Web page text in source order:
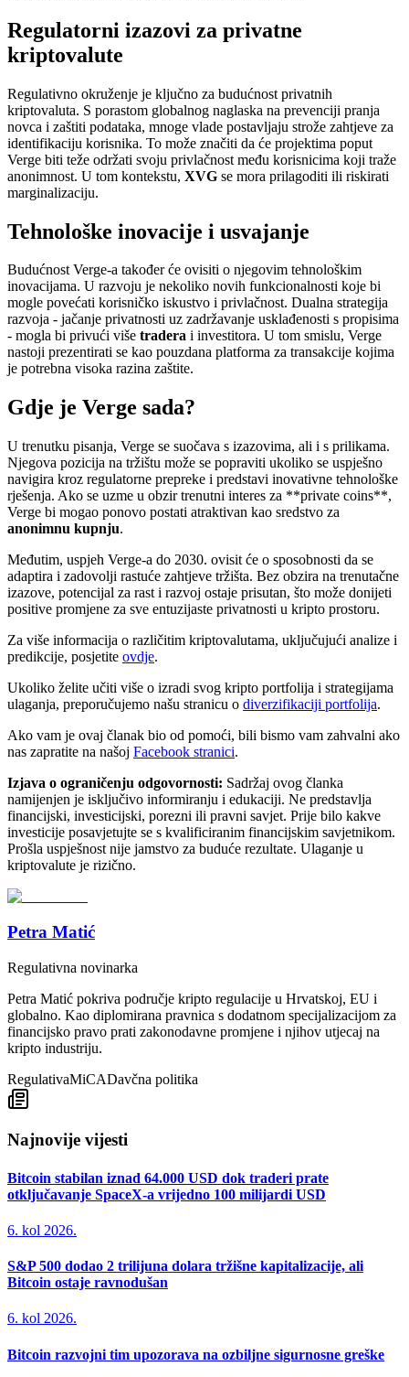
Regulatorni izazovi za privatne
kriptovalute
Regulativno okruženje je ključno za budućnost privatnih
kriptovaluta. S porastom globalnog naglaska na prevenciji pranja
novca i zaštiti podataka, mnoge vlade postavljaju strože zahtjeve za
identifikaciju korisnika. To može značiti da će projektima poput
Verge biti teže održati svoju privlačnost među korisnicima koji traže
anonimnost. U tom kontekstu, XVG se mora prilagoditi ili riskirati
marginalizaciju.
Tehnološke inovacije i usvajanje
Budućnost Verge-a također će ovisiti o njegovim tehnološkim
inovacijama. U razvoju je nekoliko novih funkcionalnosti koje bi
mogle povećati korisničko iskustvo i privlačnost. Dualna strategija
razvoja - jačanje privatnosti uz zadržavanje usklađenosti s propisima
- mogla bi privući više tradera i investitora. U tom smislu, Verge
nastoji prezentirati se kao pouzdana platforma za transakcije kojima
je potrebna visoka razina zaštite.
Gdje je Verge sada?
U trenutku pisanja, Verge se suočava s izazovima, ali i s prilikama.
Njegova pozicija na tržištu može se popraviti ukoliko se uspješno
navigira kroz regulatorne prepreke i predstavi inovativne tehnološke
rješenja. Ako se uzme u obzir trenutni interes za **private coins**,
Verge bi mogao ponovo postati atraktivan kao sredstvo za
anonimnu kupnju.
Međutim, uspjeh Verge-a do 2030. ovisit će o sposobnosti da se
adaptira i zadovolji rastuće zahtjeve tržišta. Bez obzira na trenutačne
izazove, potencijal za rast i razvoj ostaje prisutan, što može donijeti
positive promjene za sve entuzijaste privatnosti u kripto prostoru.
Za više informacija o različitim kriptovalutama, uključujući analize i
predikcije, posjetite ovdje.
Ukoliko želite učiti više o izradi svog kripto portfolija i strategijama
ulaganja, preporučujemo našu stranicu o diverzifikaciji portfolija.
Ako vam je ovaj članak bio od pomoći, bili bismo vam zahvalni ako
nas zapratite na našoj Facebook stranici.
Izjava o ograničenju odgovornosti: Sadržaj ovog članka
namijenjen je isključivo informiranju i edukaciji. Ne predstavlja
financijski, investicijski, porezni ili pravni savjet. Prije bilo kakve
investicije posavjetujte se s kvalificiranim financijskim savjetnikom.
Prošla uspješnost nije jamstvo za buduće rezultate. Ulaganje u
kriptovalute je rizično.
Petra Matić
Regulativna novinarka
Petra Matić pokriva područje kripto regulacije u Hrvatskoj, EU i
globalno. Kao diplomirana pravnica s dodatnom specijalizacijom za
financijsko pravo prati zakonodavne promjene i njihov utjecaj na
kripto industriju.
RegulativaMiCADavčna politika
Najnovije vijesti
Bitcoin stabilan iznad 64.000 USD dok traderi prate
otključavanje SpaceX-a vrijedno 100 milijardi USD
6. kol 2026.
S&P 500 dodao 2 trilijuna dolara tržišne kapitalizacije, ali
Bitcoin ostaje ravnodušan
6. kol 2026.
Bitcoin razvojni tim upozorava na ozbiljne sigurnosne greške